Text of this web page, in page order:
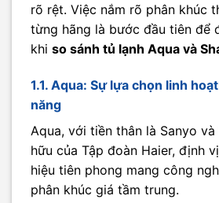
rõ rệt. Việc nắm rõ phân khúc
từng hãng là bước đầu tiên để
khi so sánh tủ lạnh Aqua và
1.1. Aqua: Sự lựa chọn linh
năng
Aqua, với tiền thân là Sanyo
hữu của Tập đoàn Haier, định
hiệu tiên phong mang công
phân khúc giá tầm trung.